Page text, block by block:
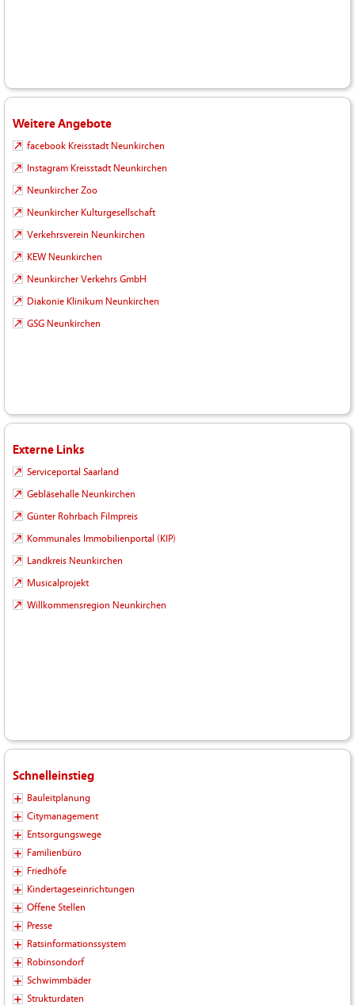
Weitere Angebote
facebook Kreisstadt Neunkirchen
Instagram Kreisstadt Neunkirchen
Neunkircher Zoo
Neunkircher Kulturgesellschaft
Verkehrsverein Neunkirchen
KEW Neunkirchen
Neunkircher Verkehrs GmbH
Diakonie Klinikum Neunkirchen
GSG Neunkirchen
Externe Links
Serviceportal Saarland
Gebläsehalle Neunkirchen
Günter Rohrbach Filmpreis
Kommunales Immobilienportal (KIP)
Landkreis Neunkirchen
Musicalprojekt
Willkommensregion Neunkirchen
Schnelleinstieg
Bauleitplanung
Citymanagement
Entsorgungswege
Familienbüro
Friedhöfe
Kindertageseinrichtungen
Offene Stellen
Presse
Ratsinformationssystem
Robinsondorf
Schwimmbäder
Strukturdaten